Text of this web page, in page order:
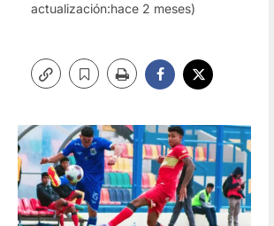
actualización:hace 2 meses)